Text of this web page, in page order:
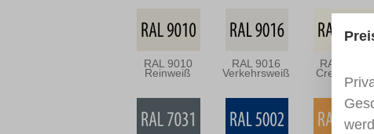
RAL 9010
Reinweiß
RAL 9016
Verkehrsweiß
RAL 9001
Cremeweiß